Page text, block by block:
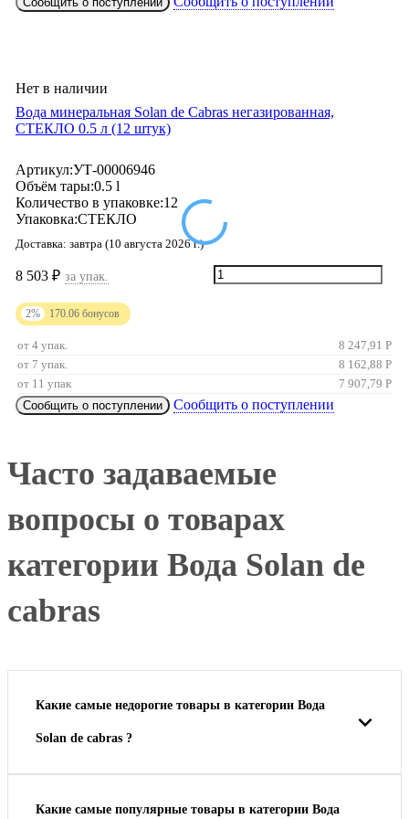
Нет в наличии
Вода минеральная Solan de Cabras негазированная,
СТЕКЛО 0.5 л (12 штук)
Артикул:УТ-00006946
Объём тары:0.5 l
Количество в упаковке:12
Упаковка:СТЕКЛО
Доставка: завтра (10 августа 2026 г.)
8 503 ₽ за упак.
2% 170.06 бонусов
от 4 упак. 8 247,91 Р
от 7 упак.
8 162,88 Р
от 11 упак
7 907,79 Р
Сообщить о поступлении
Сообщить о поступлении
Часто задаваемые
вопросы о товарах
категории Вода Solan de
cabras
Какие самые недорогие товары в категории Вода
Solan de cabras ?
Какие самые популярные товары в категории Вода